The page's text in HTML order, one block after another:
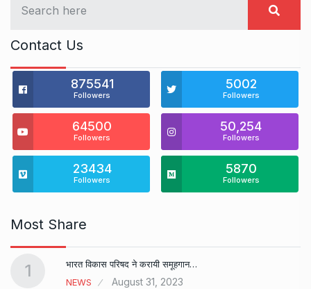
Contact Us
875541
Followers
5002
Followers
64500
Followers
50,254
Followers
23434
Followers
5870
Followers
Most Share
1
भारत विकास परिषद ने करायी समूहगान…
NEWS
August 31, 2023